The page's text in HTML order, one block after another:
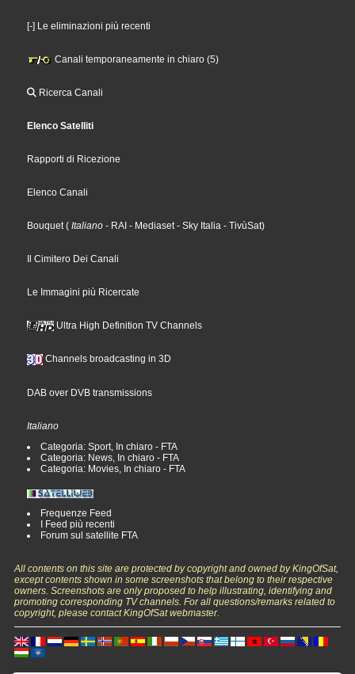
[-] Le eliminazioni più recenti
Canali temporaneamente in chiaro (5)
Ricerca Canali
Elenco Satelliti
Rapporti di Ricezione
Elenco Canali
Bouquet( Italiano - RAI - Mediaset- Sky Italia - TivùSat)
Il Cimitero Dei Canali
Le Immagini più Ricercate
Ultra High Definition TV Channels
Channels broadcasting in 3D
DAB over DVB transmissions
Italiano
Categoria: Sport, In chiaro - FTA
Categoria: News, In chiaro - FTA
Categoria: Movies, In chiaro - FTA
Frequenze Feed
I Feed più recenti
Forum sul satellite FTA
All contents on this site are protected by copyright and owned by KingOfSat,
except contents shown in some screenshots that belong to their respective
owners. Screenshots are only proposed to help illustrating, identifying and
promoting corresponding TV channels. For all questions/remarks related to
copyright, please contact KingOfSat webmaster.